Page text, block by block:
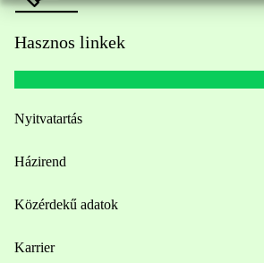
Hasznos linkek
Nyitvatartás
Házirend
Közérdekű adatok
Karrier